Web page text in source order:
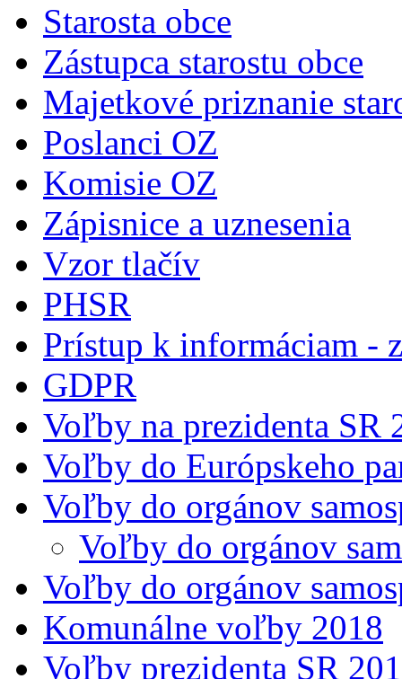
Starosta obce
Zástupca starostu obce
Majetkové priznanie
Poslanci OZ
Komisie OZ
Zápisnice a uznesenia
Vzor tlačív
PHSR
Prístup k informáciam -
GDPR
Voľby na prezidenta SR
Voľby do Európskeho
Voľby do orgánov
Voľby do orgánov
Voľby do orgánov
Komunálne voľby 2018
Voľby prezidenta SR